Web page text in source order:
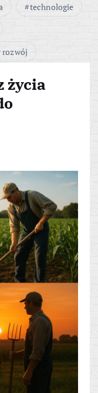
technologie
rozwój
życia